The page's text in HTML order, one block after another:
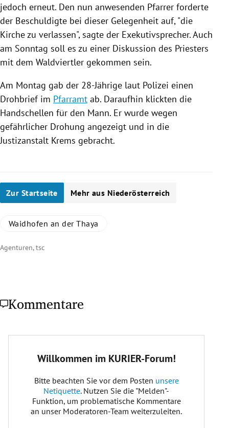
jedoch erneut. Den nun anwesenden Pfarrer forderte
der Beschuldigte bei dieser Gelegenheit auf, "die
Kirche zu verlassen", sagte der Exekutivsprecher. Auch
am Sonntag soll es zu einer Diskussion des Priesters
mit dem Waldviertler gekommen sein.
Am Montag gab der 28-Jährige laut Polizei einen
Drohbriefim Pfarramt ab. Daraufhin klickten die
Handschellen für den Mann. Er wurde wegen
gefährlicher Drohung angezeigt und in die
Justizanstalt Krems gebracht.
Zur Startseite Mehr aus Niederösterreich
Waidhofen an der Thaya
Agenturen, tsc
Kommentare